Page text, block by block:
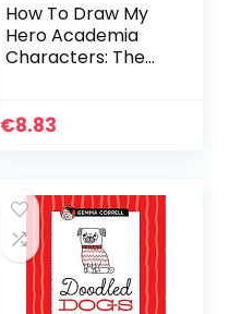
How To Draw My
Hero Academia
Characters: The
Cute My Hero
€8.83